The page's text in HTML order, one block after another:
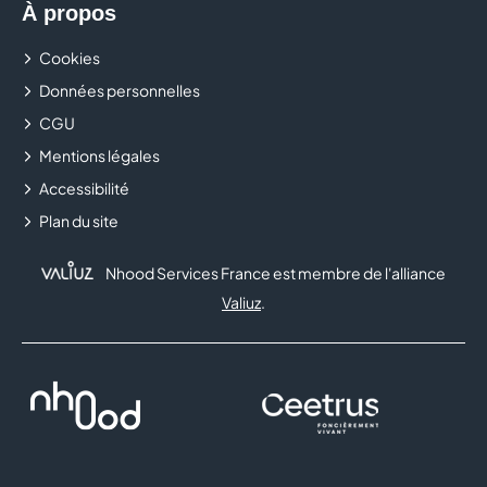
À propos
Cookies
Données personnelles
CGU
Mentions légales
Accessibilité
Plan du site
Nhood Services France est membre de l'alliance
Valiuz.